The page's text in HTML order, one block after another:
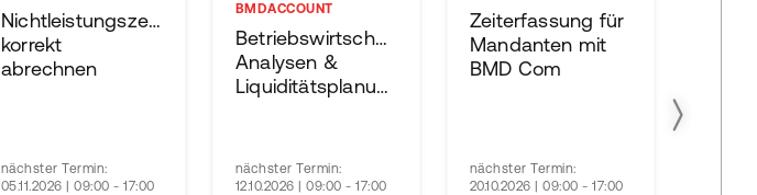
Nichtleistungszeiten
korrekt
abrechnen
nächster Termin:
05.11.2026 | 09:00 - 17:00
BMDACCOUNT
Betriebswirtschaftliche
Analysen &
Liquiditätsplanung
nächster Termin:
12.10.2026 | 09:00 - 17:00
Zeiterfassung für
Mandanten mit
BMD Com
nächster Termin:
20.10.2026 | 09:00 - 17:00